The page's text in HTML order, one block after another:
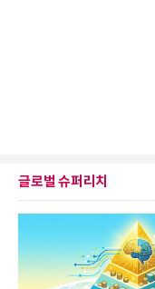
글로벌 슈퍼리치